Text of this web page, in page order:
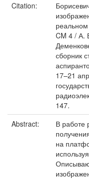
Citation:
CM 4 / А.
сборник
17–21
147.
Abstract:
В работе
на